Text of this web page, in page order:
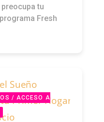
tu
Fresh
/ ACCESO A